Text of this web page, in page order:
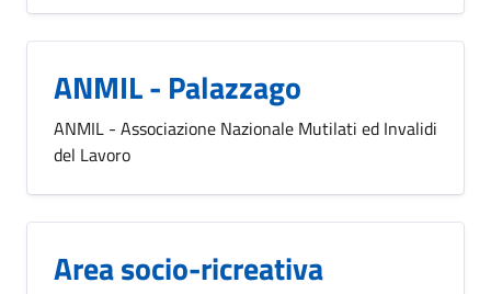
ANMIL - Palazzago
ANMIL - Associazione Nazionale Mutilati ed Invalidi
del Lavoro
Area socio-ricreativa